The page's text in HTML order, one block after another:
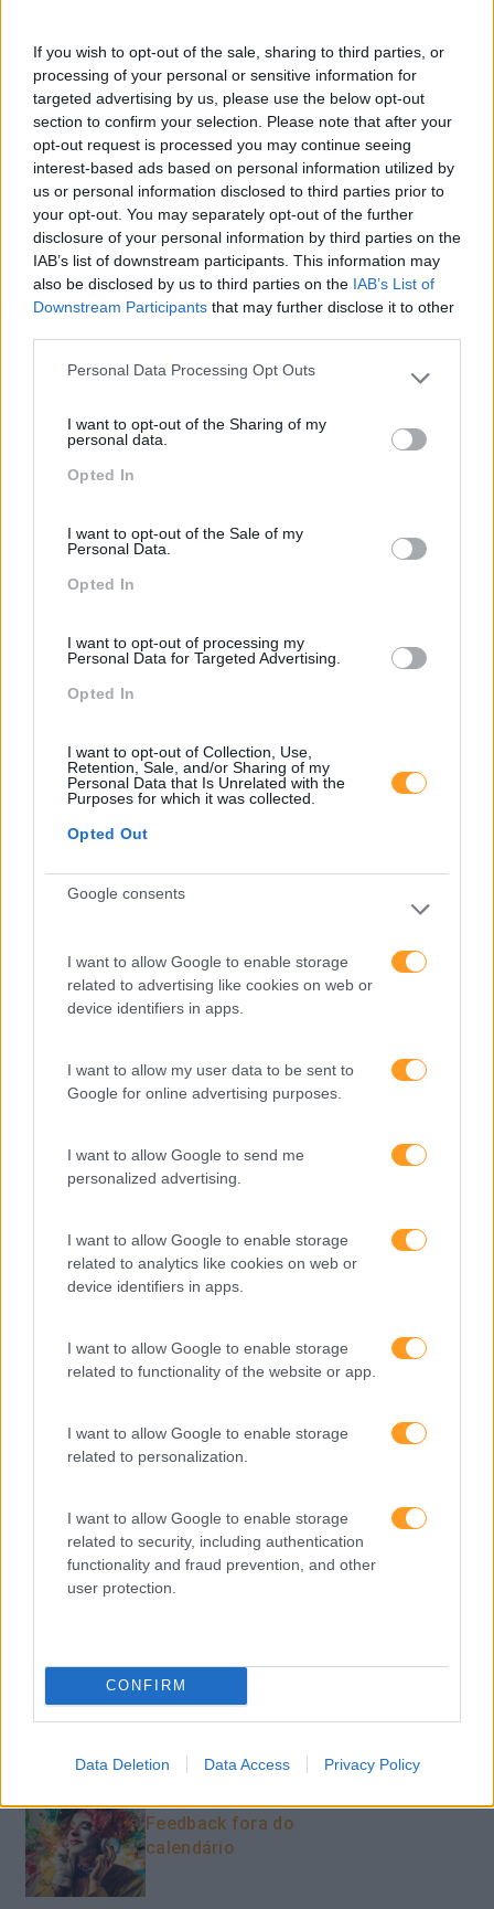
If you wish to opt-out of the sale, sharing to third parties, or
processing of your personal or sensitive information for
targeted advertising by us, please use the below opt-out
section to confirm your selection. Please note that after your
opt-out request is processed you may continue seeing
interest-based ads based on personal information utilized by
us or personal information disclosed to third parties prior to
your opt-out. You may separately opt-out of the further
disclosure of your personal information by third parties on the
IAB’s list of downstream participants. This information may
also be disclosed by us to third parties on the IAB’s List of
Downstream Participants that may further disclose it to other
Please note that this website/app uses one or more Google
not limited to your visit or usage behaviour. You may click to
grant or deny consent to Google and its third-party tags to
use your data for below specified purposes in below Google
Personal Data Processing Opt Outs
I want to opt-out of the Sharing of my
personal data.
Opted In
I want to opt-out of the Sale of my
Personal Data.
Opted In
I want to opt-out of processing my
Personal Data for Targeted Advertising.
Opted In
I want to opt-out of Collection, Use,
Retention, Sale, and/or Sharing of my
Personal Data that Is Unrelated with the
Purposes for which it was collected.
Opted Out
Google consents
I want to allow Google to enable storage
related to advertising like cookies on web or
device identifiers in apps.
I want to allow my user data to be sent to
Google for online advertising purposes.
I want to allow Google to send me
personalized advertising.
I want to allow Google to enable storage
related to analytics like cookies on web or
device identifiers in apps.
I want to allow Google to enable storage
related to functionality of the website or app.
I want to allow Google to enable storage
related to personalization.
I want to allow Google to enable storage
related to security, including authentication
functionality and fraud prevention, and other
user protection.
CONFIRM
Data Deletion Data Access Privacy Policy
Como Usar A Escuta
Ativa Para Reter Talento,
Melhorar O Ambiente De
Trabalho E Aumentar A
Produtividade
O Futuro Dos Líderes É
Decidir Com Base Em
Dados E Os Dados Exigem
Pensamento Crítico
Pesquisa
Categorias Blog
Artigo De Opinião
Atendimento E Relação Cliente
Comunicação
Cultura
Desenvolvimento De Competências
Entrevista
Interculturalidade
Liderança
Mudança
Pessoas
Recursos Humanos
Sustentabilidade
Team Building
Tecnologias De Informação
Feedback fora do
calendário